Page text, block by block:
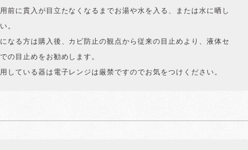
前に貫入が目立たなくなるまでお湯や水を入る、または水に晒し
。
なる方は購入後、カビ防止の観点から従来の目止めより、液体セ
の目止めをお勧めします。
している器は電子レンジは厳禁ですのでお気をつけください。